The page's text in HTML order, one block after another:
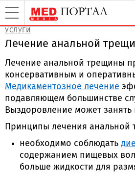
УСЛУГИ
Лечение анальной
Лечение анальной трещины
консервативным и
Медикаментозное лечение
подавляющем большинстве
Выздоровление может занять
Принципы лечения анальной
необходимо соблюдать
содержанием пищевых
больше жидкости для